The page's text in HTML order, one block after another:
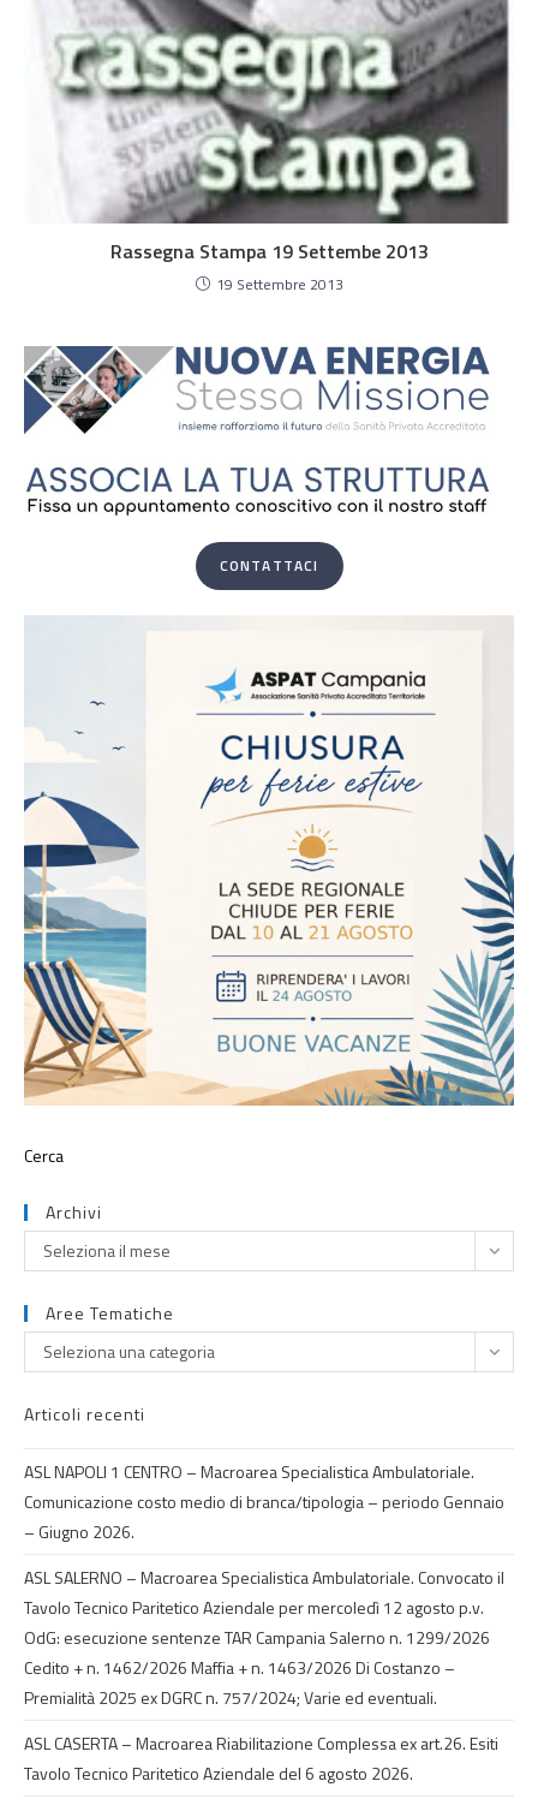
Rassegna Stampa 19 Settembe 2013
19 Settembre 2013
CONTATTACI
Archivi
Seleziona il mese
Aree Tematiche
Seleziona una categoria
Articoli recenti
ASL NAPOLI 1 CENTRO – Macroarea Specialistica Ambulatoriale.
Comunicazione costo medio di branca/tipologia – periodo Gennaio
– Giugno 2026.
ASL SALERNO – Macroarea Specialistica Ambulatoriale. Convocato il
Tavolo Tecnico Paritetico Aziendale per mercoledì 12 agosto p.v.
OdG: esecuzione sentenze TAR Campania Salerno n. 1299/2026
Cedito + n. 1462/2026 Maffia + n. 1463/2026 Di Costanzo –
Premialità 2025 ex DGRC n. 757/2024; Varie ed eventuali.
ASL CASERTA – Macroarea Riabilitazione Complessa ex art.26. Esiti
Tavolo Tecnico Paritetico Aziendale del 6 agosto 2026.